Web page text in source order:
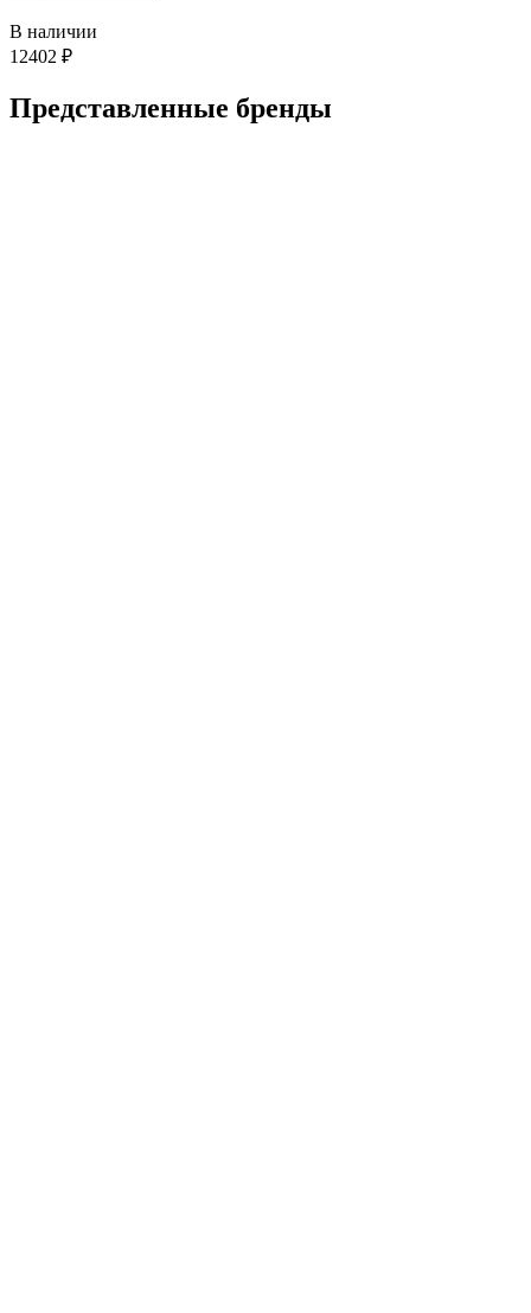
В наличии
12402 ₽
Представленные бренды